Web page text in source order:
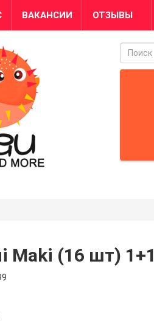
ВАКАНСИИ ОТЗЫВЫ
Maki (16 шт) 1+1